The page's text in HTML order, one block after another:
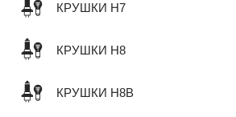
КРУШКИ H7
КРУШКИ H8
КРУШКИ H8B